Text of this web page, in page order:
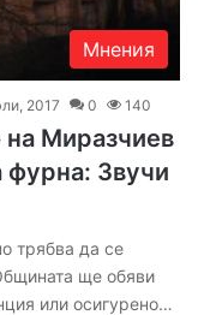
Мнения
2017 0 140
Миразчиев
фурна: Звучи
трябва да се
ще обяви
или осигурено…